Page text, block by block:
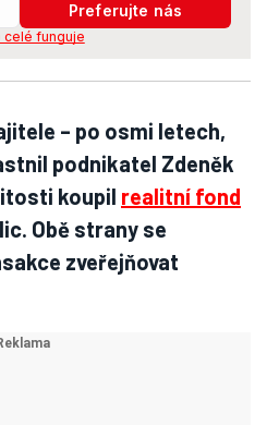
Preferujte nás
celé funguje
– po osmi letech,
podnikatel Zdeněk
koupil realitní fond
Obě strany se
zveřejňovat